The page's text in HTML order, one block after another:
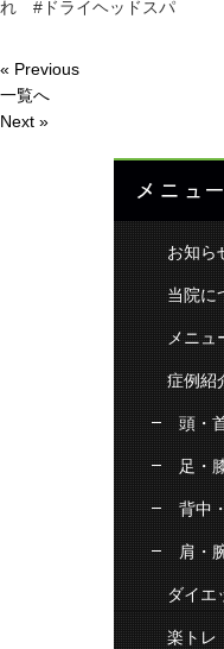
れ #ドライヘッドスパ
« Previous
一覧へ
Next »
メニュー
お知ら
当院に
メニュ
症例紹
頭・
足・
背中
肩・
ダイエ
楽トレ